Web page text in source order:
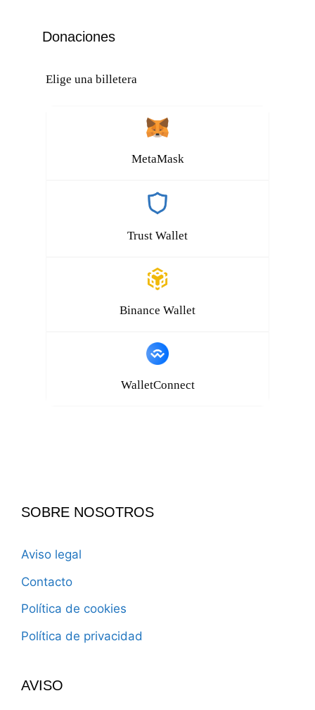
Donaciones
Elige una billetera
MetaMask
Trust Wallet
Binance Wallet
WalletConnect
SOBRE NOSOTROS
Aviso legal
Contacto
Política de cookies
Política de privacidad
AVISO